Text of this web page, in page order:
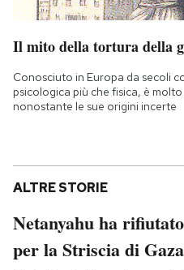
Il mito della tortura della
Conosciuto in Europa da secoli
psicologica più che fisica, è
nonostante le sue origini incerte
ALTRE STORIE
Netanyahu ha
per la Striscia di Gaza